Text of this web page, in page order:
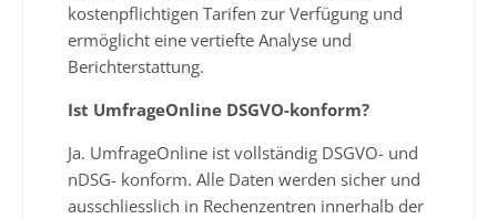
kostenpflichtigen Tarifen zur Verfügung und
ermöglicht eine vertiefte Analyse und
Berichterstattung.
Ist UmfrageOnline DSGVO-konform?
Ja. UmfrageOnline ist vollständig DSGVO- und
nDSG- konform. Alle Daten werden sicher und
ausschliesslich in Rechenzentren innerhalb der